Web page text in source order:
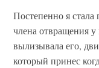
Постепенно я
члена отвращения
вылизывала его,
который принес